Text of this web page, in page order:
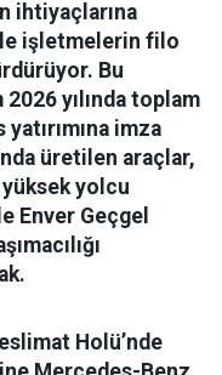
ihtiyaçlarına
işletmelerin filo
Bu
yılında toplam
imza
üretilen araçlar,
yolcu
Enver Geçgel
Holü’nde